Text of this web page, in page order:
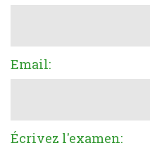
Email:
Écrivez l'examen: